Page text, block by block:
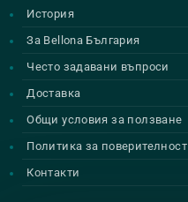
История
За Bellona България
Често задавани въпроси
Доставка
Общи условия за ползване
Политика за поверителност
Контакти